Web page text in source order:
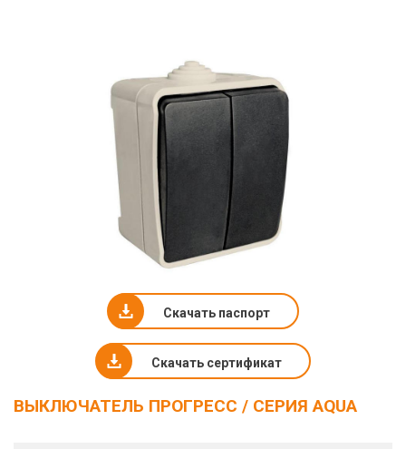
Скачать паспорт
Скачать сертификат
ВЫКЛЮЧАТЕЛЬ ПРОГРЕСС / СЕРИЯ AQUA